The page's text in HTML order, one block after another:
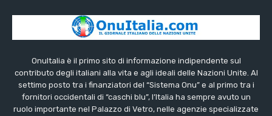
OnuItalia è il primo sito di informazione indipendente sul
contributo degli italiani alla vita e agli ideali delle Nazioni Unite. Al
settimo posto tra i finanziatori del “Sistema Onu” e al primo tra i
fornitori occidentali di “caschi blu”, l’Italia ha sempre avuto un
ruolo importante nel Palazzo di Vetro, nelle agenzie specializzate